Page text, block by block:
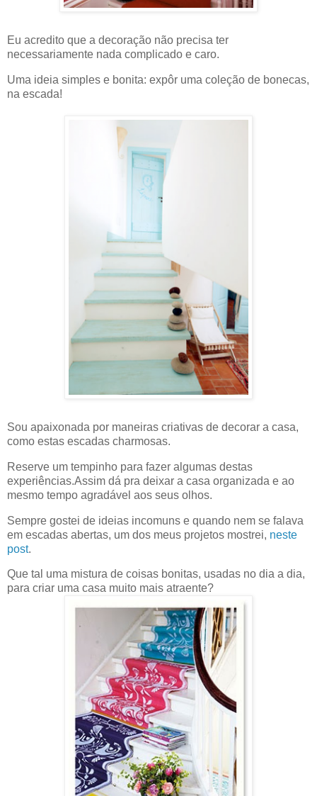
Eu acredito que a decoração não precisa ter
necessariamente nada complicado e caro.
Uma ideia simples e bonita: expôr uma coleção de bonecas,
na escada!
Sou apaixonada por maneiras criativas de decorar a casa,
como estas escadas charmosas.
Reserve um tempinho para fazer algumas destas
experiências.Assim dá pra deixar a casa organizada e ao
mesmo tempo agradável aos seus olhos.
Sempre gostei de ideias incomuns e quando nem se falava
em escadas abertas, um dos meus projetos mostrei, neste
post.
Que tal uma mistura de coisas bonitas, usadas no dia a dia,
para criar uma casa muito mais atraente?